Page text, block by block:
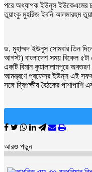
পরে অধ্যাপক ইউনূস ইউকেএমের
তুয়াংকু মুহরিজ ইবনি আলমারহুম
ড. মুহাম্মদ ইউনূস সোমবার তিন
আগস্ট) বাংলাদেশ সময় বিকেল ৫টা
একটি বিমান কুয়ালালামপুরে অবতরণ
আমন্ত্রণে প্রফেসর ইউনূস এই সফর
সঙ্গে দ্বিপক্ষীয় বৈঠকের পাশাপাশি
আরও পড়ুন